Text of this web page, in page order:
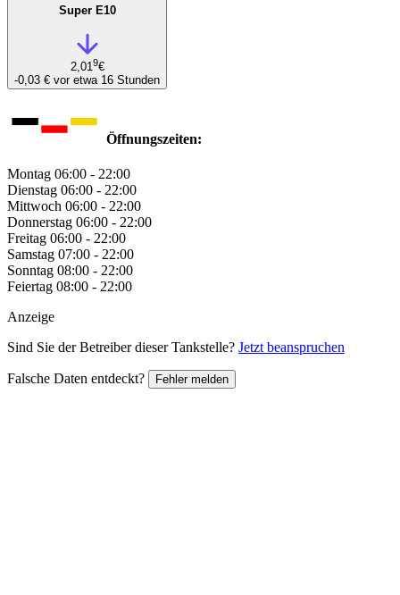
Super E10
2,01 9€
-0,03 € vor etwa 16 Stunden
Öffnungszeiten:
Montag 06:00 - 22:00
Dienstag 06:00 - 22:00
Mittwoch 06:00 - 22:00
Donnerstag 06:00 - 22:00
Freitag 06:00 - 22:00
Samstag 07:00 - 22:00
Sonntag 08:00 - 22:00
Feiertag 08:00 - 22:00
Anzeige
Sind Sie der Betreiber dieser Tankstelle? Jetzt beanspruchen
Falsche Daten entdeckt? Fehler melden